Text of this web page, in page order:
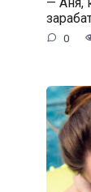
0